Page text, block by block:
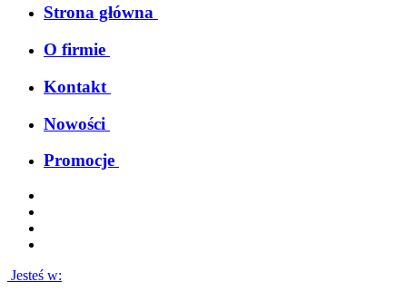
Strona główna
O firmie
Kontakt
Nowości
Promocje
Jesteś w: